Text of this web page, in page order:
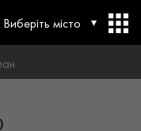
Виберіть місто